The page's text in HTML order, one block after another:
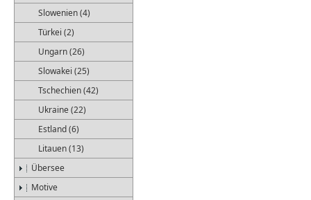
Slowenien (4)
Türkei (2)
Ungarn (26)
Slowakei (25)
Tschechien (42)
Ukraine (22)
Estland (6)
Litauen (13)
Übersee
Motive